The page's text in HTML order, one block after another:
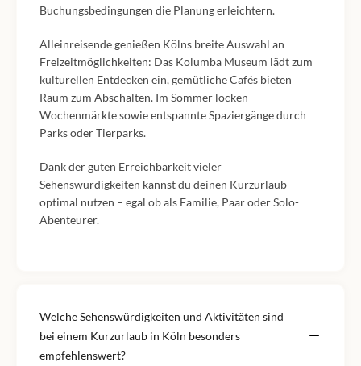
Buchungsbedingungen die Planung erleichtern.
Alleinreisende genießen Kölns breite Auswahl an
Freizeitmöglichkeiten: Das Kolumba Museum lädt zum
kulturellen Entdecken ein, gemütliche Cafés bieten
Raum zum Abschalten. Im Sommer locken
Wochenmärkte sowie entspannte Spaziergänge durch
Parks oder Tierparks.
Dank der guten Erreichbarkeit vieler
Sehenswürdigkeiten kannst du deinen Kurzurlaub
optimal nutzen – egal ob als Familie, Paar oder Solo-
Abenteurer.
Welche Sehenswürdigkeiten und Aktivitäten sind
bei einem Kurzurlaub in Köln besonders
empfehlenswert?